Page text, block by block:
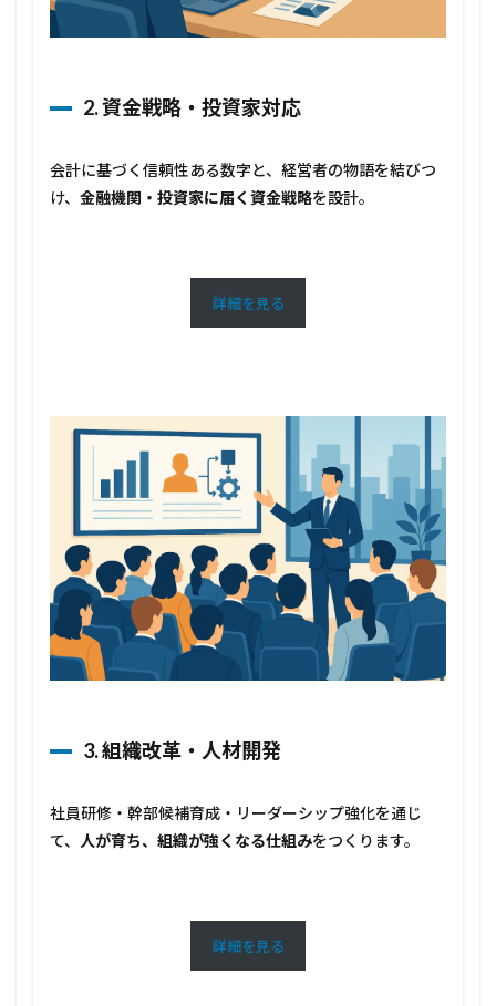
2. 資金戦略・投資家対応
会計に基づく信頼性ある数字と、経営者の物語を結びつ
け、 金融機関・投資家に届く資金戦略を設計。
詳細を見る
3. 組織改革・人材開発
社員研修・幹部候補育成・リーダーシップ強化を通じ
て、
人が育ち、組織が強くなる仕組みをつくります。
詳細を見る